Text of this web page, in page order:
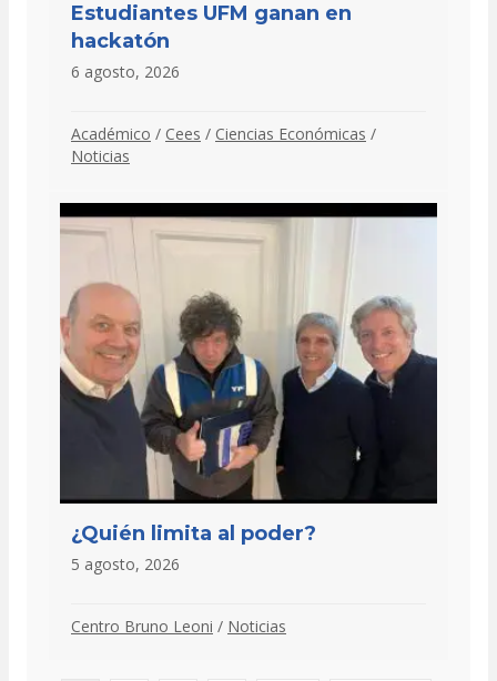
Estudiantes UFM ganan en
hackatón
6 agosto, 2026
Académico / Cees / Ciencias Económicas /
Noticias
¿Quién limita al poder?
5 agosto, 2026
Centro Bruno Leoni / Noticias